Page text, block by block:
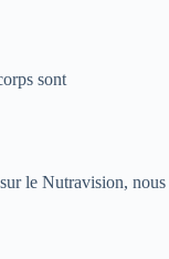
sont
le Nutravision, nous